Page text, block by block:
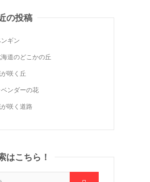
の投稿
ギン
道のどこかの丘
咲く丘
ベンダーの花
咲く道路
はこちら！